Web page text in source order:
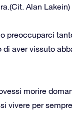
Alan Lakein)
preoccuparci
di aver vissuto
morire
vivere per